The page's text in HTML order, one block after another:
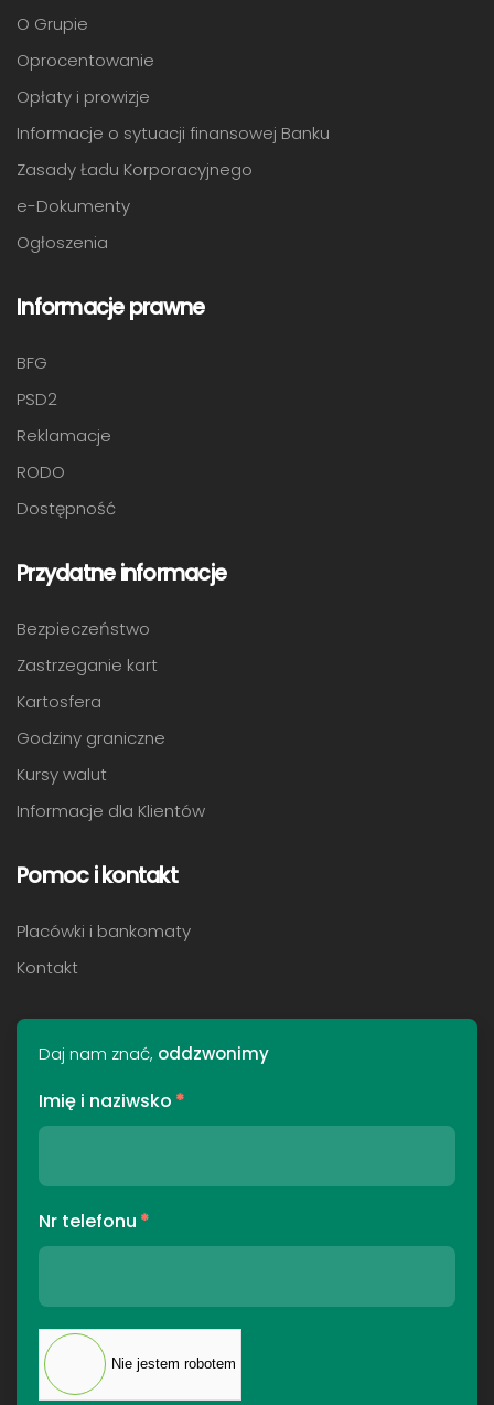
O Grupie
Oprocentowanie
Opłaty i prowizje
Informacje o sytuacji finansowej Banku
Zasady Ładu Korporacyjnego
e-Dokumenty
Ogłoszenia
Informacje prawne
BFG
PSD2
Reklamacje
RODO
Dostępność
Przydatne informacje
Bezpieczeństwo
Zastrzeganie kart
Kartosfera
Godziny graniczne
Kursy walut
Informacje dla Klientów
Pomoc i kontakt
Placówki i bankomaty
Kontakt
Daj nam znać, oddzwonimy
Imię i naziwsko *
Nr telefonu *
Nie jestem robotem